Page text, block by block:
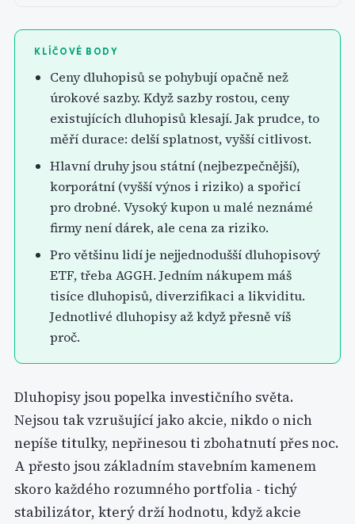
KLÍČOVÉ BODY
Ceny dluhopisů se pohybují opačně než
úrokové sazby. Když sazby rostou, ceny
existujících dluhopisů klesají. Jak prudce, to
měří durace: delší splatnost, vyšší citlivost.
Hlavní druhy jsou státní (nejbezpečnější),
korporátní (vyšší výnos i riziko) a spořicí
pro drobné. Vysoký kupon u malé neznámé
firmy není dárek, ale cena za riziko.
Pro většinu lidí je nejjednodušší dluhopisový
ETF, třeba AGGH. Jedním nákupem máš
tisíce dluhopisů, diverzifikaci a likviditu.
Jednotlivé dluhopisy až když přesně víš
proč.
Dluhopisy jsou popelka investičního světa.
Nejsou tak vzrušující jako akcie, nikdo o nich
nepíše titulky, nepřinesou ti zbohatnutí přes noc.
A přesto jsou základním stavebním kamenem
skoro každého rozumného portfolia - tichý
stabilizátor, který drží hodnotu, když akcie